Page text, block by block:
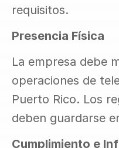
requisitos.
Presencia Física
La empresa debe
operaciones de
Puerto Rico. Los
deben guardarse
Cumplimiento e